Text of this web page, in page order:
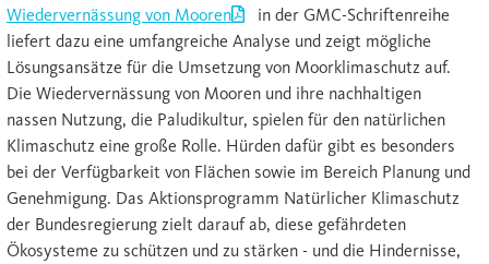
Wiedervernässung von Mooren
in der GMC-Schriftenreihe
liefert dazu eine umfangreiche Analyse und zeigt mögliche
Lösungsansätze für die Umsetzung von Moorklimaschutz auf.
Die Wiedervernässung von Mooren und ihre nachhaltigen
nassen Nutzung, die Paludikultur, spielen für den natürlichen
Klimaschutz eine große Rolle. Hürden dafür gibt es besonders
bei der Verfügbarkeit von Flächen sowie im Bereich Planung und
Genehmigung. Das Aktionsprogramm Natürlicher Klimaschutz
der Bundesregierung zielt darauf ab, diese gefährdeten
Ökosysteme zu schützen und zu stärken - und die Hindernisse,